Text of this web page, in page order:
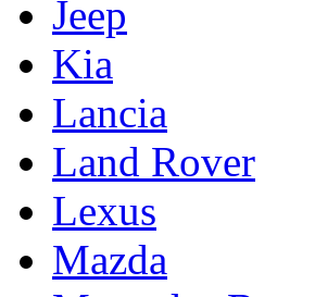
Jeep
Kia
Lancia
Land Rover
Lexus
Mazda